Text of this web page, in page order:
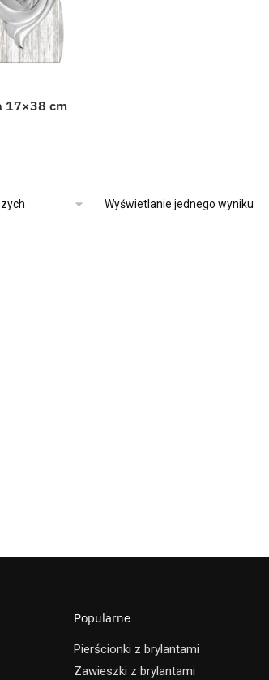
17×38 cm
Wyświetlanie jednego wyniku
Popularne
Pierścionki z brylantami
Zawieszki z brylantami